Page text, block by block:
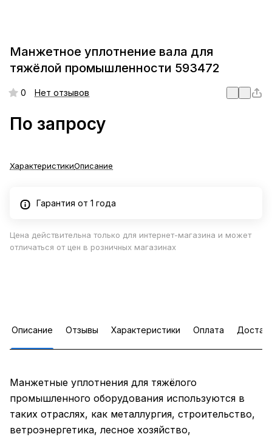
Манжетное уплотнение вала для
тяжёлой промышленности 593472
0 Нет отзывов
По запросу
ХарактеристикиОписание
Гарантия от 1 года
Цена действительна только для интернет-магазина и может
отличаться от цен в розничных магазинах
Описание Отзывы Характеристики Оплата
Манжетные уплотнения для тяжёлого
промышленного оборудования используются в
таких отраслях, как металлургия, строительство,
ветроэнергетика, лесное хозяйство,